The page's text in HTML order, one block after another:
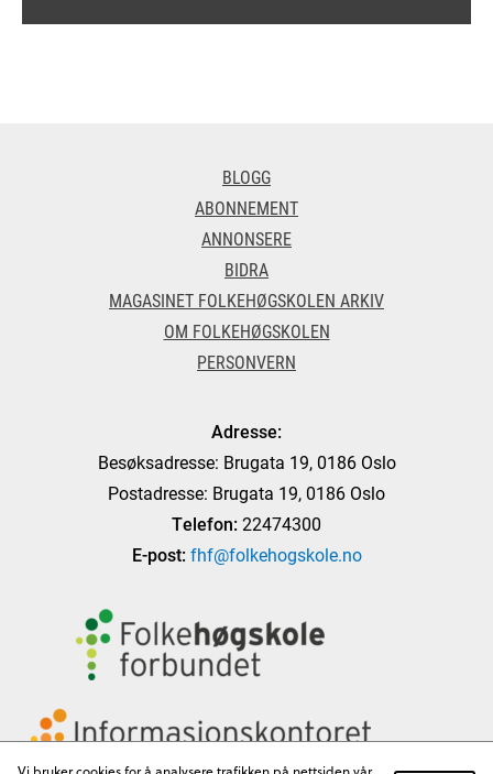
BLOGG
ABONNEMENT
ANNONSERE
BIDRA
MAGASINET FOLKEHØGSKOLEN ARKIV
OM FOLKEHØGSKOLEN
PERSONVERN
Adresse:
Besøksadresse: Brugata 19, 0186 Oslo
Postadresse: Brugata 19, 0186 Oslo
Telefon: 22474300
E-post: fhf@folkehogskole.no